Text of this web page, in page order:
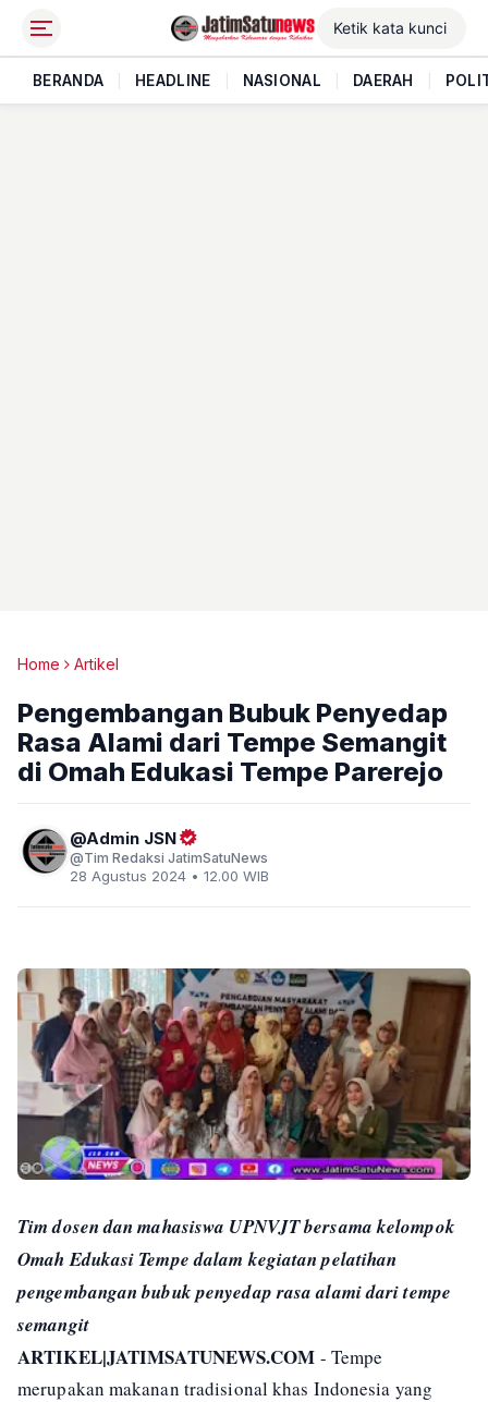
BERANDA HEADLINE NASIONAL DAERAH
Home Artikel
Pengembangan Bubuk Penyedap
Rasa Alami dari Tempe Semangit
di Omah Edukasi Tempe Parerejo
Admin JSN
Tim Redaksi JatimSatuNews
28 Agustus 2024 • 12.00 WIB
Tim dosen dan mahasiswa UPNVJT bersama kelompok
Omah Edukasi Tempe dalam kegiatan pelatihan
pengembangan bubuk penyedap rasa alami dari tempe
semangit
ARTIKEL|JATIMSATUNEWS.COM - Tempe
merupakan makanan tradisional khas Indonesia yang